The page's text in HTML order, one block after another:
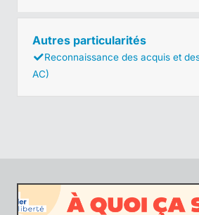
Autres particularités
Reconnaissance des acquis et
AC)